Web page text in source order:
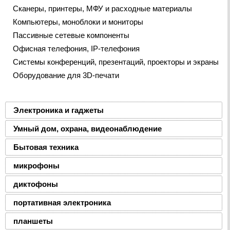
Сканеры, принтеры, МФУ и расходные материалы
Компьютеры, моноблоки и мониторы
Пассивные сетевые компоненты
Офисная телефония, IP-телефония
Системы конференций, презентаций, проекторы и экраны
Оборудование для 3D-печати
Электроника и гаджеты
Умный дом, охрана, видеонаблюдение
Бытовая техника
микрофоны
диктофоны
портативная электроника
планшеты